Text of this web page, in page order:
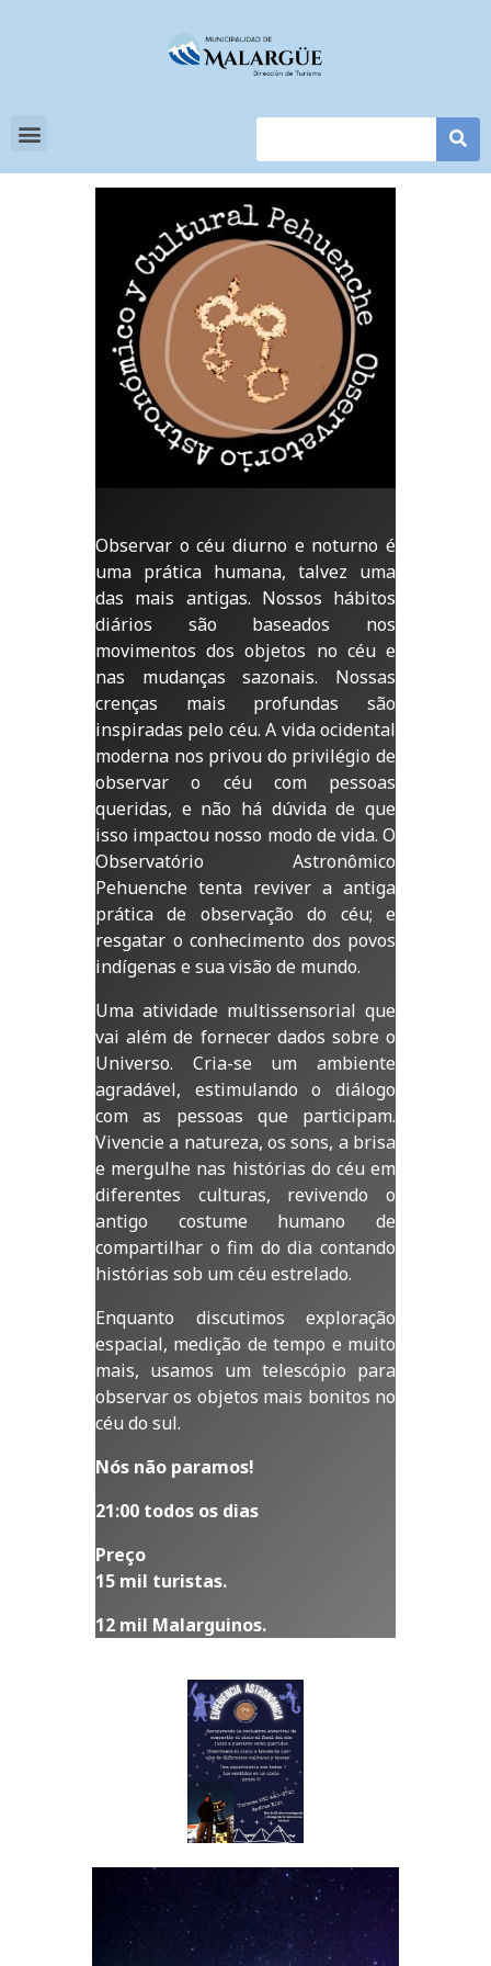
Observar o céu diurno e noturno é
uma prática humana, talvez uma
das mais antigas. Nossos hábitos
diários são baseados nos
movimentos dos objetos no céu e
nas mudanças sazonais. Nossas
crenças mais profundas são
inspiradas pelo céu. A vida ocidental
moderna nos privou do privilégio de
observar o céu com pessoas
queridas, e não há dúvida de que
isso impactou nosso modo de vida. O
Observatório Astronômico
Pehuenche tenta reviver a antiga
prática de observação do céu; e
resgatar o conhecimento dos povos
indígenas e sua visão de mundo.
Uma atividade multissensorial que
vai além de fornecer dados sobre o
Universo. Cria-se um ambiente
agradável, estimulando o diálogo
com as pessoas que participam.
Vivencie a natureza, os sons, a brisa
e mergulhe nas histórias do céu em
diferentes culturas, revivendo o
antigo costume humano de
compartilhar o fim do dia contando
histórias sob um céu estrelado.
Enquanto discutimos exploração
espacial, medição de tempo e muito
mais, usamos um telescópio para
observar os objetos mais bonitos no
céu do sul.
Nós não paramos!
21:00 todos os dias
Preço
15 mil turistas.
12 mil Malarguinos.